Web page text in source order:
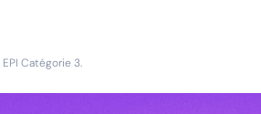
Catégorie 3.